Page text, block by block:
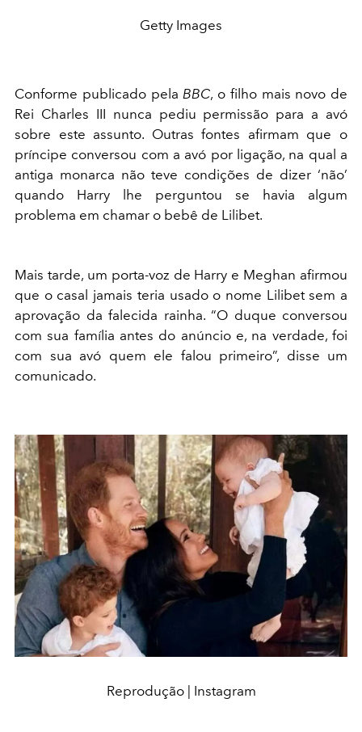
Getty Images
Conforme publicado pelaBBC, o filho mais novo de
Rei Charles III nunca pediu permissão para a avó
sobre este assunto. Outras fontes afirmam que o
príncipe conversou com a avó por ligação, na qual a
antiga monarca não teve condições de dizer ‘não’
quando Harry lhe perguntou se havia algum
problema em chamar o bebê de Lilibet.
Mais tarde, um porta-voz de Harry e Meghan afirmou
que o casal jamais teria usado o nome Lilibet sem a
aprovação da falecida rainha. “O duque conversou
com sua família antes do anúncio e, na verdade, foi
com sua avó quem ele falou primeiro”, disse um
comunicado.
Reprodução | Instagram